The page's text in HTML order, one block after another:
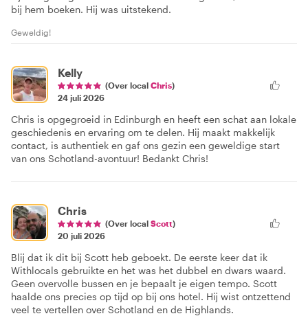
bij hem boeken. Hij was uitstekend.
Geweldig!
Kelly
(Over local Chris)
24 juli 2026
Chris is opgegroeid in Edinburgh en heeft een schat aan lokale
geschiedenis en ervaring om te delen. Hij maakt makkelijk
contact, is authentiek en gaf ons gezin een geweldige start
van ons Schotland-avontuur! Bedankt Chris!
Chris
(Over local Scott)
20 juli 2026
Blij dat ik dit bij Scott heb geboekt. De eerste keer dat ik
Withlocals gebruikte en het was het dubbel en dwars waard.
Geen overvolle bussen en je bepaalt je eigen tempo. Scott
haalde ons precies op tijd op bij ons hotel. Hij wist ontzettend
veel te vertellen over Schotland en de Highlands.